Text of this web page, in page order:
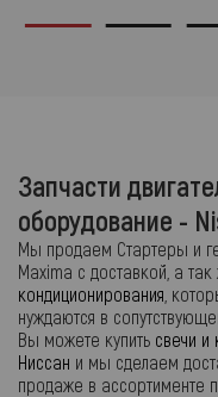
Запчасти
оборудование -
Мы продаем Стартеры и
Maxima с доставкой, а
кондиционирования ,
нуждаются в
Вы можете купить свечи и
Ниссан и мы сделаем
продаже в ассортименте